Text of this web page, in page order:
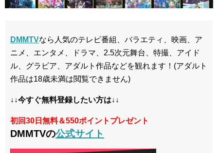
DMMTVなら人気のテレビ番組、バラエティ、映画、ア
ニメ、エンタメ、ドラマ、2.5次元舞台、特撮、アイド
ル、グラビア、アダルト作品などを観れます！(アダルト
作品は18歳未満は閲覧できません)
↓↓今すぐ無料登録したい方は↓↓
初回30日無料＆550ポイントプレゼント
DMMTVの公式サイト